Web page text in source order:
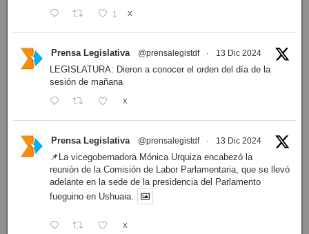
1 X
Prensa Legislativa @prensalegistdf · 13 Dic 2024
LEGISLATURA: Dieron a conocer el orden del día de la
sesión de mañana
X
Prensa Legislativa @prensalegistdf · 13 Dic 2024
📌La vicegobernadora Mónica Urquiza encabezó la
reunión de la Comisión de Labor Parlamentaria, que se llevó
adelante en la sede de la presidencia del Parlamento
fueguino en Ushuaia.
X